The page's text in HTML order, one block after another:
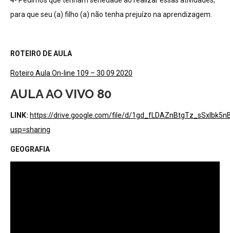
para que seu (a) filho (a) não tenha prejuízo na aprendizagem.
ROTEIRO DE AULA
Roteiro Aula On-line 109 – 30 09 2020
AULA AO VIVO 80
LINK: https://drive.google.com/file/d/
usp=sharing
GEOGRAFIA